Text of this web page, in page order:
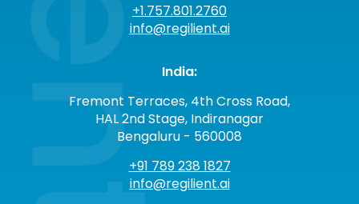
+1.757.801.2760
info@regilient.ai
India:
Fremont Terraces, 4th Cross Road,
HAL 2nd Stage, Indiranagar
Bengaluru - 560008
+91 789 238 1827
info@regilient.ai